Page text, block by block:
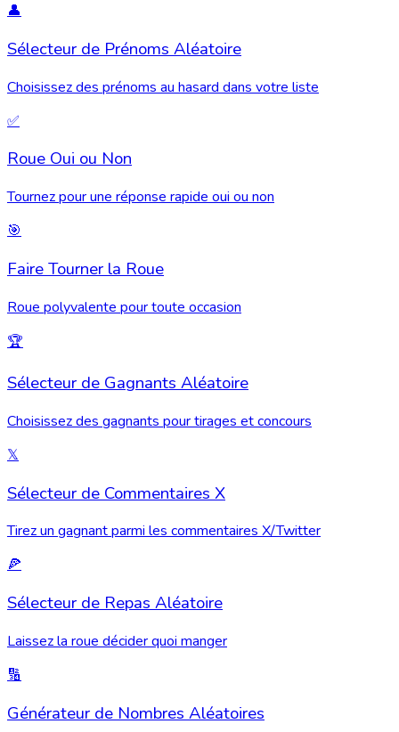
👤
Sélecteur de Prénoms Aléatoire
Choisissez des prénoms au hasard dans votre liste
✅
Roue Oui ou Non
Tournez pour une réponse rapide oui ou non
🎯
Faire Tourner la Roue
Roue polyvalente pour toute occasion
🏆
Sélecteur de Gagnants Aléatoire
Choisissez des gagnants pour tirages et concours
𝕏
Sélecteur de Commentaires X
Tirez un gagnant parmi les commentaires X/Twitter
🍕
Sélecteur de Repas Aléatoire
Laissez la roue décider quoi manger
🔢
Générateur de Nombres Aléatoires